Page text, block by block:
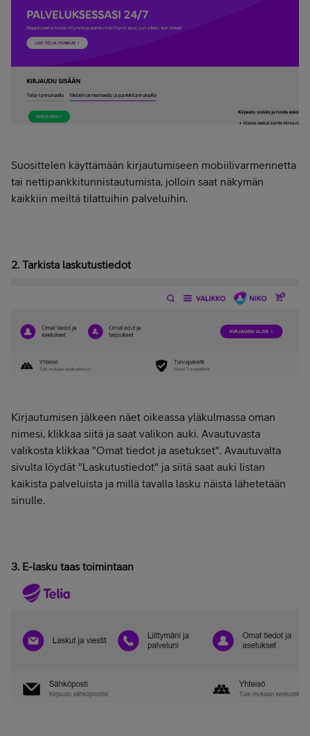
Suosittelen käyttämään kirjautumiseen mobiilivarmennetta
tai nettipankkitunnistautumista, jolloin saat näkymän
kaikkiin meiltä tilattuihin palveluihin.
2. Tarkista laskutustiedot
Kirjautumisen jälkeen näet oikeassa yläkulmassa oman
nimesi, klikkaa siitä ja saat valikon auki. Avautuvasta
valikosta klikkaa "Omat tiedot ja asetukset". Avautuvalta
sivulta löydät "Laskutustiedot" ja siitä saat auki listan
kaikista palveluista ja millä tavalla lasku näistä lähetetään
sinulle.
3. E-lasku taas toimintaan